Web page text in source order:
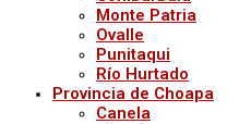
Monte Patria
Ovalle
Punitaqui
Río Hurtado
Provincia de Choapa
Canela